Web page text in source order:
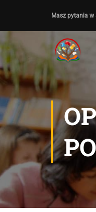
Masz pytania w